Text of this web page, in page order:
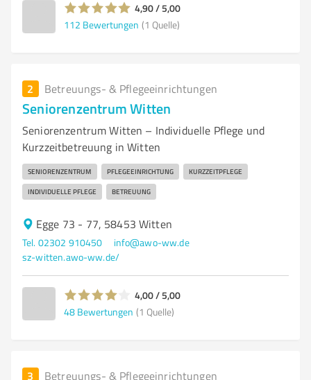
4,90 / 5,00
112 Bewertungen (1 Quelle)
2 Betreuungs- & Pflegeeinrichtungen
Seniorenzentrum Witten
Seniorenzentrum Witten – Individuelle Pflege und
Kurzzeitbetreuung in Witten
SENIORENZENTRUM PFLEGEEINRICHTUNG KURZZEITPFLEGE
INDIVIDUELLE PFLEGE BETREUUNG
Egge 73 - 77, 58453 Witten
Tel. 02302 910450
info@awo-ww.de
sz-witten.awo-ww.de/
4,00 / 5,00
48 Bewertungen (1 Quelle)
3 Betreuungs- & Pflegeeinrichtungen